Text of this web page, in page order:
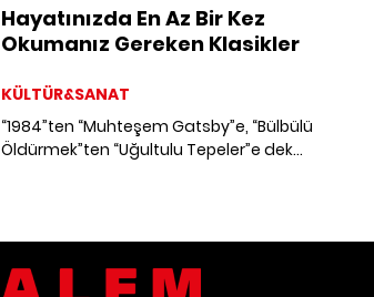
Hayatınızda En Az Bir Kez
Okumanız Gereken Klasikler
KÜLTÜR&SANAT
“1984”ten “Muhteşem Gatsby”e, “Bülbülü
Öldürmek”ten “Uğultulu Tepeler”e dek